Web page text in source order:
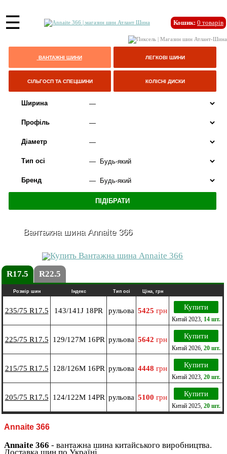
☰ Кошик: 0 товарів
ВАНТАЖНІ ШИНИ ЛЕГКОВІ ШИНИ
СІЛЬГОСП ТА СПЕЦШИНИ КОЛІСНІ ДИСКИ
Ширина
Профіль
Діаметр
Тип осі
Бренд
Вантажна шина Annaite 366
Annaite 366
Annaite 366 - вантажна шина китайського виробництва.
Доставка шин по Україні.
R17.5 R22.5
Розмір шин Індекс Тип осі Ціна, грн
235/75 R17.5 143/141J 18PR рульова 5425 грн Купити
Китай2023, 14 шт.
225/75 R17.5 129/127M 16PR рульова 5642 грн Купити
Китай2026, 20 шт.
215/75 R17.5 128/126M 16PR рульова 4448 грн Купити
Китай2023, 20 шт.
205/75 R17.5 124/122М 14PR рульова 5100 грн Купити
Китай2025, 20 шт.